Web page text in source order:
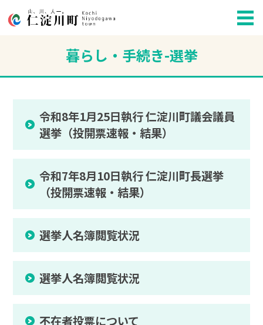
暮らし・手続き-選挙
令和8年1月25日執行 仁淀川町議会議員
選挙（投開票速報・結果）
令和7年8月10日執行 仁淀川町長選挙
（投開票速報・結果）
選挙人名簿閲覧状況
選挙人名簿閲覧状況
不在者投票について